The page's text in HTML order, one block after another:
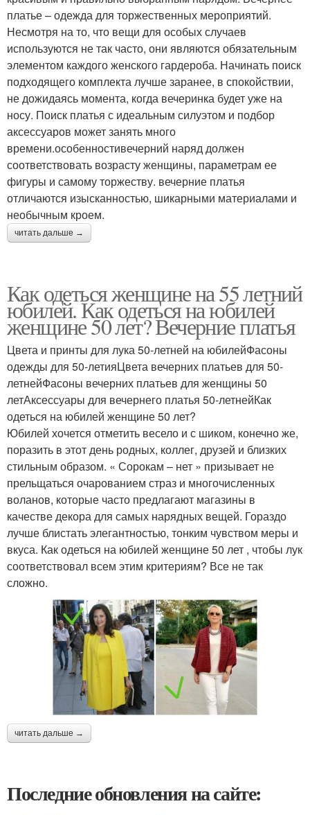
платье – одежда для торжественных мероприятий.
Несмотря на то, что вещи для особых случаев
используются не так часто, они являются обязательным
элементом каждого женского гардероба. Начинать поиск
подходящего комплекта лучше заранее, в спокойствии,
не дожидаясь момента, когда вечеринка будет уже на
носу. Поиск платья с идеальным силуэтом и подбор
аксессуаров может занять много
времени.особенностивечерний наряд должен
соответствовать возрасту женщины, параметрам ее
фигуры и самому торжеству. вечерние платья
отличаются изысканностью, шикарными материалами и
необычным кроем.
читать дальше →
Как одеться женщине на 55 летний
юбилей. Как одеться на юбилей
женщине 50 лет? Вечерние платья
Цвета и принты для лука 50-летней на юбилейФасоны
одежды для 50-летияЦвета вечерних платьев для 50-
летнейФасоны вечерних платьев для женщины 50
летАксессуары для вечернего платья 50-летнейКак
одеться на юбилей женщине 50 лет?
Юбилей хочется отметить весело и с шиком, конечно же,
поразить в этот день родных, коллег, друзей и близких
стильным образом. « Сорокам – нет » призывает не
прельщаться очарованием страз и многочисленных
воланов, которые часто предлагают магазины в
качестве декора для самых нарядных вещей. Гораздо
лучше блистать элегантностью, тонким чувством меры и
вкуса. Как одеться на юбилей женщине 50 лет , чтобы лук
соответствовал всем этим критериям? Все не так
сложно.
читать дальше →
Последние обновления на сайте: